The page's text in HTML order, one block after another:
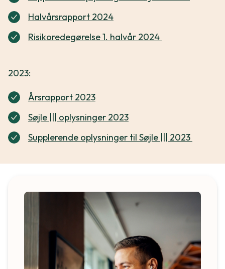
Halvårsrapport 2024
Risikoredegørelse 1. halvår 2024
2023:
Årsrapport 2023
Søjle ||| oplysninger 2023
Supplerende oplysninger til Søjle ||| 2023